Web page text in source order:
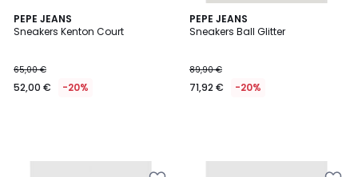
PEPE JEANS
Sneakers Kenton Court
65,00 €
52,00 € -20%
PEPE JEANS
Sneakers Ball Glitter
89,90 €
71,92 € -20%